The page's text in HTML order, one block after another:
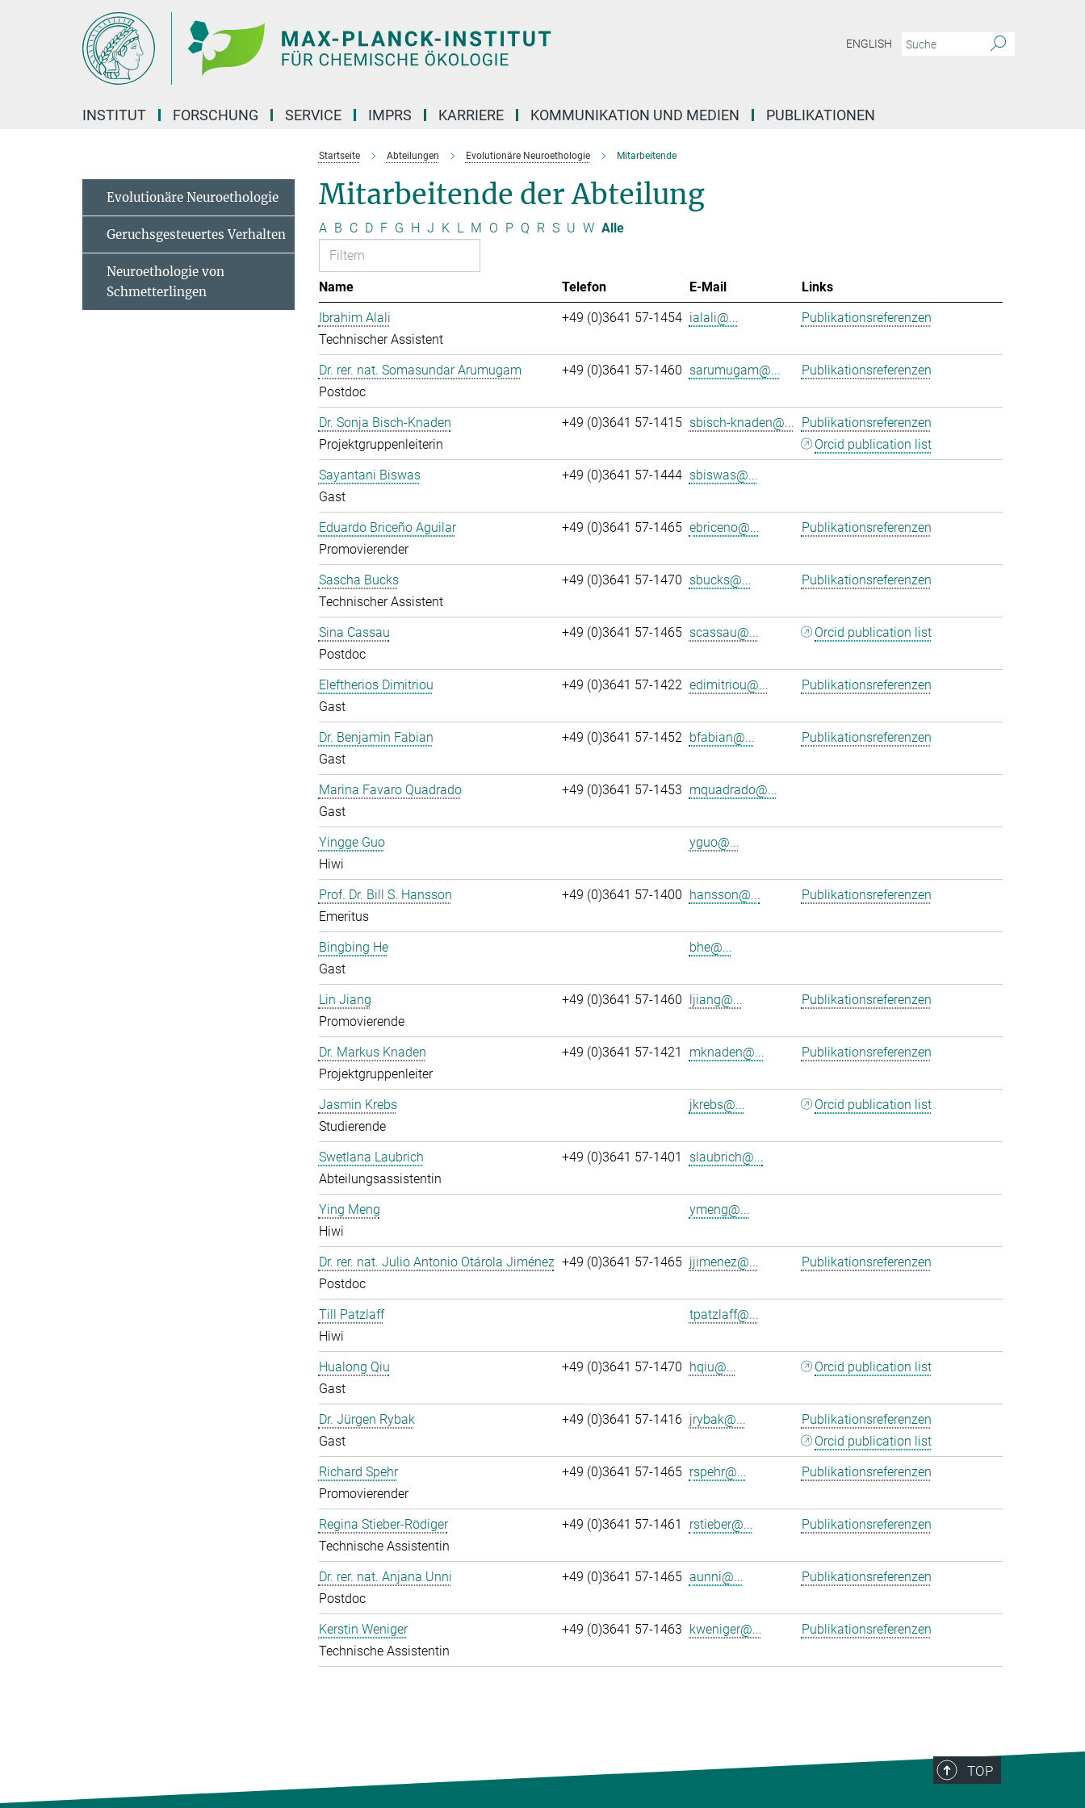
ENGLISH
INSTITUT FORSCHUNG SERVICE IMPRS KARRIERE KOMMUNIKATION UND MEDIEN PUBLIKATIONEN
Startseite Abteilungen Evolutionäre Neuroethologie Mitarbeitende
Mitarbeitende der Abteilung
A B C D F G H J K L M O P Q R S U W Alle
Name Telefon E-Mail
Links
Ibrahim Alali
Technischer Assistent
+49 (0)3641 57-1454 ialali@... Publikationsreferenzen
Dr. rer. nat. Somasundar Arumugam
Postdoc
+49 (0)3641 57-1460 sarumugam@... Publikationsreferenzen
Dr. Sonja Bisch-Knaden
Projektgruppenleiterin
+49 (0)3641 57-1415 sbisch-knaden@... Publikationsreferenzen
Orcid publication list
Sayantani Biswas
Gast
+49 (0)3641 57-1444 sbiswas@...
Eduardo Briceño Aguilar
Promovierender
+49 (0)3641 57-1465 ebriceno@... Publikationsreferenzen
Sascha Bucks
Technischer Assistent
+49 (0)3641 57-1470 sbucks@... Publikationsreferenzen
Sina Cassau
Postdoc
+49 (0)3641 57-1465 scassau@... Orcid publication list
Eleftherios Dimitriou
Gast
+49 (0)3641 57-1422 edimitriou@... Publikationsreferenzen
Dr. Benjamin Fabian
Gast
+49 (0)3641 57-1452 bfabian@... Publikationsreferenzen
Marina Favaro Quadrado
Gast
+49 (0)3641 57-1453 mquadrado@...
Yingge Guo
Hiwi
yguo@...
Prof. Dr. Bill S. Hansson
Emeritus
+49 (0)3641 57-1400 hansson@... Publikationsreferenzen
Bingbing He
Gast
bhe@...
Lin Jiang
Promovierende
+49 (0)3641 57-1460 ljiang@... Publikationsreferenzen
Dr. Markus Knaden
Projektgruppenleiter
+49 (0)3641 57-1421 mknaden@... Publikationsreferenzen
Jasmin Krebs
Studierende
jkrebs@... Orcid publication list
Swetlana Laubrich
Abteilungsassistentin
+49 (0)3641 57-1401 slaubrich@...
Ying Meng
Hiwi
ymeng@...
Dr. rer. nat. Julio Antonio Otárola Jiménez
Postdoc
+49 (0)3641 57-1465 jjimenez@... Publikationsreferenzen
Till Patzlaff
Hiwi
tpatzlaff@...
Hualong Qiu
Gast
+49 (0)3641 57-1470 hqiu@... Orcid publication list
Dr. Jürgen Rybak
Gast
+49 (0)3641 57-1416 jrybak@...
Publikationsreferenzen
Orcid publication list
Richard Spehr
Promovierender
+49 (0)3641 57-1465 rspehr@... Publikationsreferenzen
Regina Stieber-Rödiger
Technische Assistentin
+49 (0)3641 57-1461 rstieber@... Publikationsreferenzen
Dr. rer. nat. Anjana Unni
Postdoc
+49 (0)3641 57-1465 aunni@... Publikationsreferenzen
Kerstin Weniger
Technische Assistentin
+49 (0)3641 57-1463 kweniger@... Publikationsreferenzen
Evolutionäre Neuroethologie
Geruchsgesteuertes Verhalten
Neuroethologie von
Schmetterlingen
TOP